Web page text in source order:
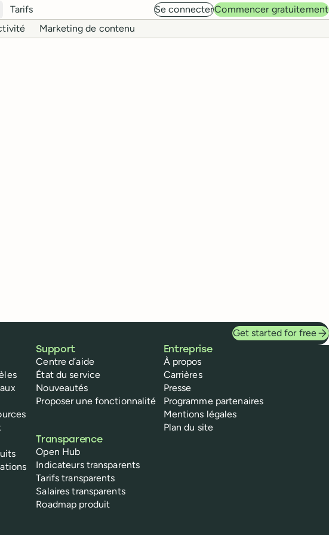
Tarifs Se connecterCommencer gratuitement
Marketing de contenu
Get started for free
Support
Centre d’aide
État du service
Nouveautés
Proposer une fonctionnalité
Transparence
Open Hub
Indicateurs transparents
Tarifs transparents
Salaires transparents
Roadmap produit
Entreprise
À propos
Carrières
Presse
Programme partenaires
Mentions légales
Plan du site